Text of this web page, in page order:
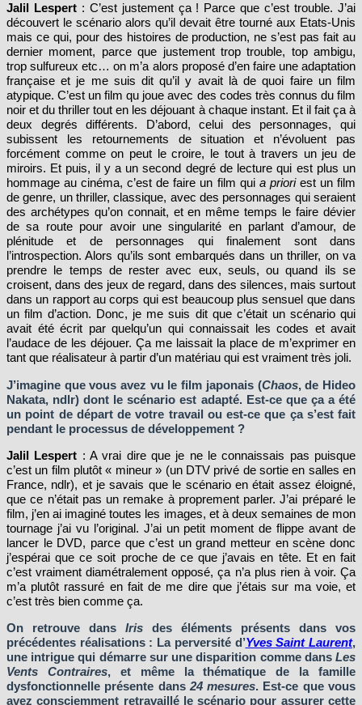
Jalil Lespert: C’est justement ça ! Parce que c’est trouble. J’ai
découvert le scénario alors qu’il devait être tourné aux Etats-Unis
mais ce qui, pour des histoires de production, ne s’est pas fait au
dernier moment, parce que justement trop trouble, top ambigu,
trop sulfureux etc… on m’a alors proposé d’en faire une adaptation
française et je me suis dit qu’il y avait là de quoi faire un film
atypique. C’est un film qu joue avec des codes très connus du film
noir et du thriller tout en les déjouant à chaque instant. Et il fait ça à
deux degrés différents. D’abord, celui des personnages, qui
subissent les retournements de situation et n’évoluent pas
forcément comme on peut le croire, le tout à travers un jeu de
miroirs. Et puis, il y a un second degré de lecture qui est plus un
hommage au cinéma, c’est de faire un film qui a prioriest un film
de genre, un thriller, classique, avec des personnages qui seraient
des archétypes qu’on connait, et en même temps le faire dévier
de sa route pour avoir une singularité en parlant d’amour, de
plénitude et de personnages qui finalement sont dans
l’introspection. Alors qu’ils sont embarqués dans un thriller, on va
prendre le temps de rester avec eux, seuls, ou quand ils se
croisent, dans des jeux de regard, dans des silences, mais surtout
dans un rapport au corps qui est beaucoup plus sensuel que dans
un film d’action. Donc, je me suis dit que c’était un scénario qui
avait été écrit par quelqu’un qui connaissait les codes et avait
l’audace de les déjouer. Ça me laissait la place de m’exprimer en
tant que réalisateur à partir d’un matériau qui est vraiment très joli.
J’imagine que vous avez vu le film japonais (Chaos, de Hideo
Nakata, ndlr) dont le scénario est adapté. Est-ce que ça a été
un point de départ de votre travail ou est-ce que ça s’est fait
pendant le processus de développement ?
Jalil Lespert : A vrai dire que je ne le connaissais pas puisque
c’est un film plutôt « mineur » (un DTV privé de sortie en salles en
France, ndlr), et je savais que le scénario en était assez éloigné,
que ce n’était pas un remake à proprement parler. J’ai préparé le
film, j’en ai imaginé toutes les images, et à deux semaines de mon
tournage j’ai vu l’original. J’ai un petit moment de flippe avant de
lancer le DVD, parce que c’est un grand metteur en scène donc
j’espérai que ce soit proche de ce que j’avais en tête. Et en fait
c’est vraiment diamétralement opposé, ça n’a plus rien à voir. Ça
m’a plutôt rassuré en fait de me dire que j’étais sur ma voie, et
c’est très bien comme ça.
On retrouve dans Iris des éléments présents dans vos
précédentes réalisations : La perversité d’Yves Saint Laurent,
une intrigue qui démarre sur une disparition comme dans Les
Vents Contraires, et même la thématique de la famille
dysfonctionnelle présente dans24 mesures. Est-ce que vous
avez consciemment retravaillé le scénario pour assurer cette